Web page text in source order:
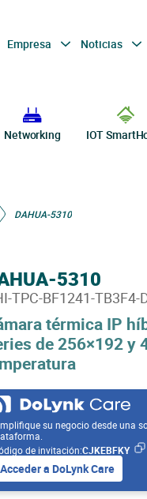
Empresa Noticias
Networking IOT
DAHUA-5310
térmica IP
de 256×192 y
5310
TPC-BF1241-TB3F4-
su negocio desde una
de invitación:CJKEBFKY
Acceder a DoLynk Care